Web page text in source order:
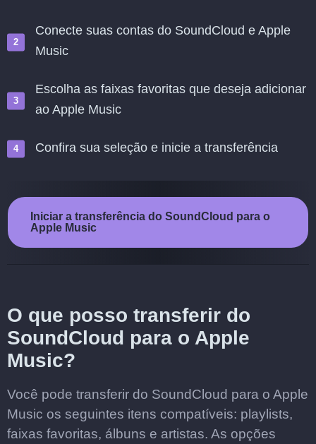
Conecte suas contas do SoundCloud e Apple
Music
Escolha as faixas favoritas que deseja adicionar
ao Apple Music
Confira sua seleção e inicie a transferência
Iniciar a transferência do SoundCloud para o
Apple Music
O que posso transferir do
SoundCloud para o Apple
Music?
Você pode transferir do SoundCloud para o Apple
Music os seguintes itens compatíveis: playlists,
faixas favoritas, álbuns e artistas. As opções